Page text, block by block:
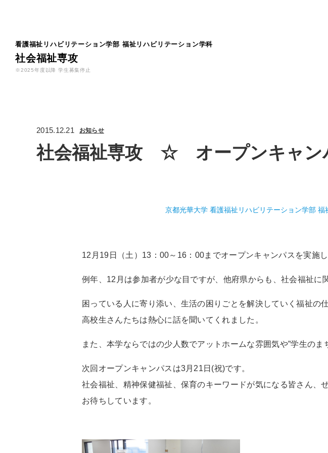
看護福祉リハビリテーション学部 福祉リハビリテーション学科
社会福祉専攻
※2025年度以降 学生募集停止
2015.12.21 お知らせ
社会福祉専攻 ☆ オープンキャン
京都光華大学 看護福祉リハビリテーション学部
12月19日（土）13：00～16：00までオープンキャンパスを実施し
例年、12月は参加者が少な目ですが、他府県からも、社会福祉に
困っている人に寄り添い、生活の困りごとを解決していく福祉の仕
高校生さんたちは熱心に話を聞いてくれました。
また、本学ならではの少人数でアットホームな雰囲気や”学生の
次回オープンキャンパスは3月21日(祝)です。
社会福祉、精神保健福祉、保育のキーワードが気になる皆さん、
お待ちしています。